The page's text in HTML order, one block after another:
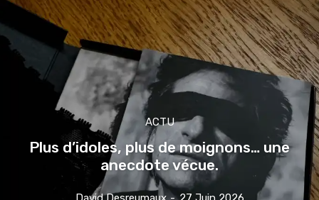
ACTU
Plus d’idoles, plus de moignons… une
anecdote vécue.